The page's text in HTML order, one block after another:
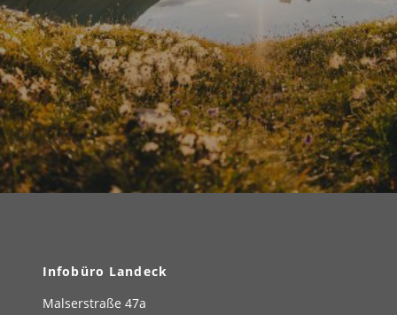
Infobüro Landeck
Malserstraße 47a